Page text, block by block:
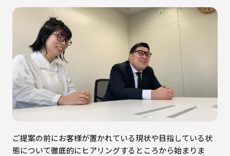
ご提案の前にお客様が置かれている現状や目指している状
態について徹底的にヒアリングするところから始まりま